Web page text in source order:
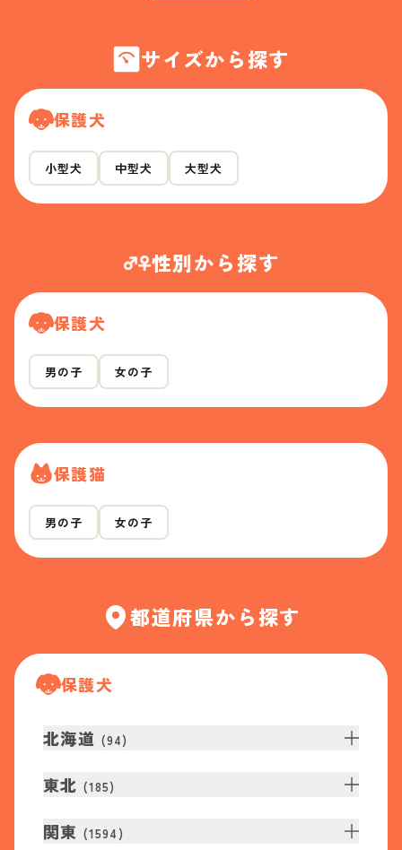
サイズから探す
保護犬
小型犬 中型犬 大型犬
性別から探す
保護犬
男の子 女の子
保護猫
男の子 女の子
都道府県から探す
保護犬
北海道 (94)
東北 (185)
関東 (1594 )